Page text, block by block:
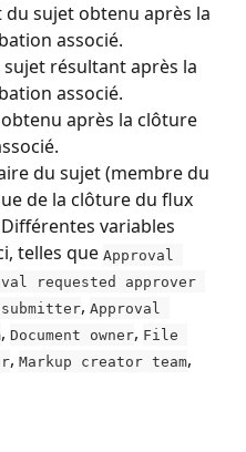
du sujet obtenu après la
associé.
sujet résultant après la
associé.
après la clôture
du sujet (membre du
de la clôture du flux
variables
telles que Approval
requested approver
, Approval
, Document owner, File
, Markup creator team,